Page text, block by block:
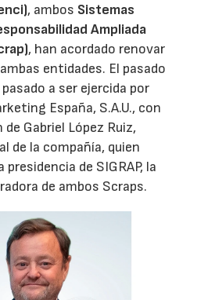
, ambos Sistemas
Ampliada
, han acordado renovar
entidades. El pasado
a ser ejercida por
España, S.A.U., con
Gabriel López Ruiz,
de la compañía, quien
de SIGRAP, la
de ambos Scraps.